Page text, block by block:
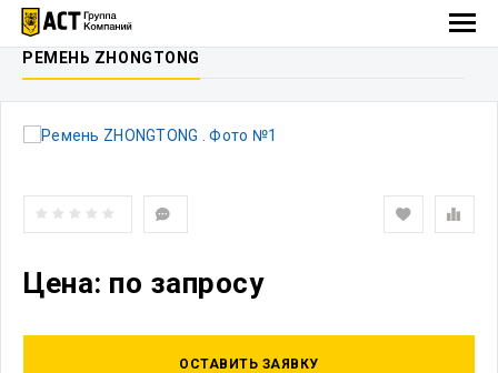
РЕМЕНЬ ZHONGTONG
Цена: по запросу
ОСТАВИТЬ ЗАЯВКУ